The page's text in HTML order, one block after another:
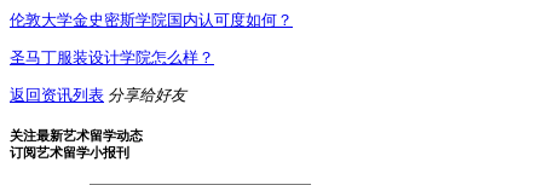
伦敦大学金史密斯学院国内认可度如何？
圣马丁服装设计学院怎么样？
返回资讯列表 分享给好友
关注最新艺术留学动态
订阅艺术留学小报刊